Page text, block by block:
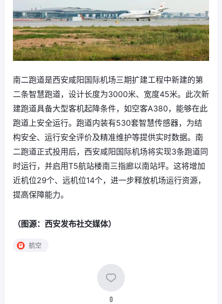
南二跑道是西安咸阳国际机场三期扩建工程中新建的第
二条智慧跑道，设计长度为3000米、宽度45米。此次新
建跑道具备大型客机起降条件，如空客A380，能够在此
跑道上安全运行。跑道内装有530套智慧传感器，为结
构安全、运行安全评价及精准维护等提供实时数据。南
二跑道正式投用后，西安咸阳国际机场将实现3条跑道同
时运行，并启用T5航站楼南三指廊以南站坪。这将增加
近机位29个、远机位14个，进一步释放机场运行资源，
提高保障能力。
（图源：西安发布社交媒体）
航空
0